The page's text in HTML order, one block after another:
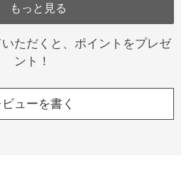
もっと見る
ただくと、ポイントをプレゼ
ント！
ビューを書く